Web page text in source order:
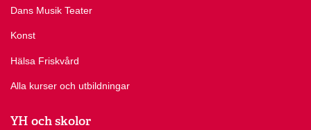
Dans Musik Teater
Konst
Hälsa Friskvård
Alla kurser och utbildningar
YH och skolor